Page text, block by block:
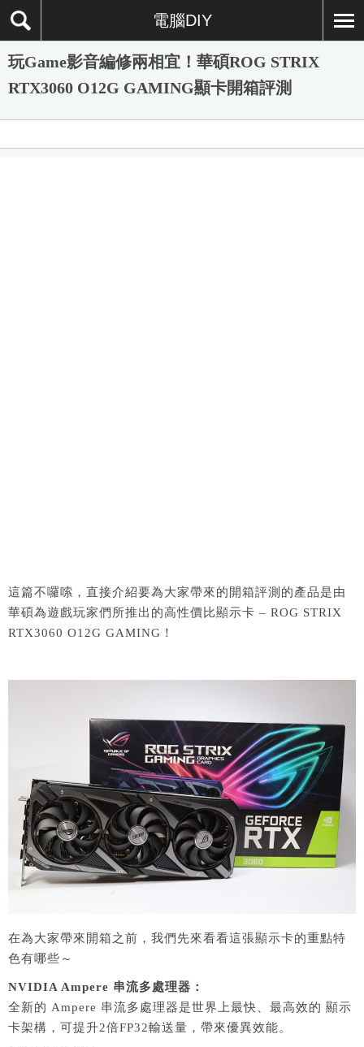
電腦DIY
玩Game影音編修兩相宜！華碩ROG STRIX
RTX3060 O12G GAMING顯卡開箱評測
這篇不囉嗦，直接介紹要為大家帶來的開箱評測的產品是由
華碩為遊戲玩家們所推出的高性價比顯示卡 – ROG STRIX
RTX3060 O12G GAMING！
在為大家帶來開箱之前，我們先來看看這張顯示卡的重點特
色有哪些～
NVIDIA Ampere 串流多處理器：
全新的 Ampere 串流多處理器是世界上最快、最高效的 顯示
卡架構，可提升2倍FP32輸送量，帶來優異效能。